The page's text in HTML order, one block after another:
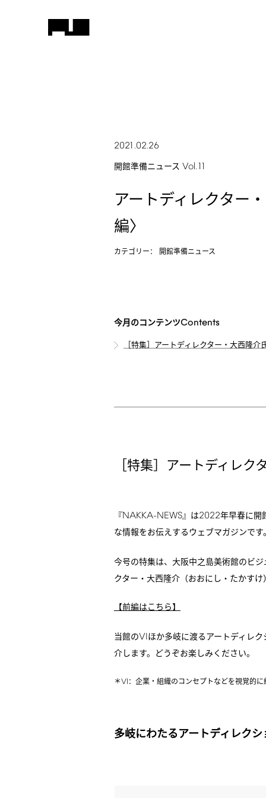
2021.02.26
開館準備ニュース Vol.11
アートディレクター
編〉
カテゴリー： 開館準備ニュース
今月のコンテンツContents
［特集］アートディレクター・大西隆
［特集］アートディレ
『NAKKA-NEWS』は2022年早春に開
な情報をお伝えするウェブマガジンです
今号の特集は、大阪中之島美術館のビ
クター・大西隆介（おおにし・たかす
【前編はこちら】
当館のVIほか多岐に渡るアートディレ
介します。どうぞお楽しみください。
＊VI ：企業・組織のコンセプトなどを視覚的
多岐にわたるアートディレクシ